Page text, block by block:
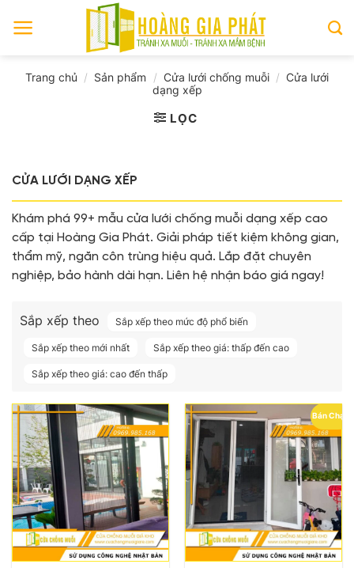
Trang chủ / Sản phẩm / Cửa lưới chống muỗi / Cửa lưới
dạng xếp
LỌC
CỬA LƯỚI DẠNG XẾP
Khám phá 99+ mẫu cửa lưới chống muỗi dạng xếp cao
cấp tại Hoàng Gia Phát. Giải pháp tiết kiệm không gian,
thẩm mỹ, ngăn côn trùng hiệu quả. Lắp đặt chuyên
nghiệp, bảo hành dài hạn. Liên hệ nhận báo giá ngay!
Sắp xếp theo Sắp xếp theo mức độ phổ biến
Sắp xếp theo mới nhất Sắp xếp theo giá: thấp đến cao
Sắp xếp theo giá: cao đến thấp
Bán Chạy